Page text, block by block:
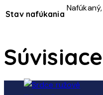
Stav nafúkania